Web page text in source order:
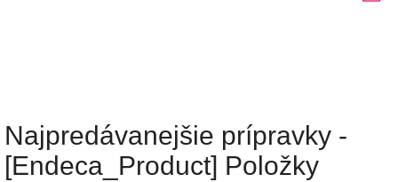
Najpredávanejšie prípravky -
[Endeca_Product] Položky